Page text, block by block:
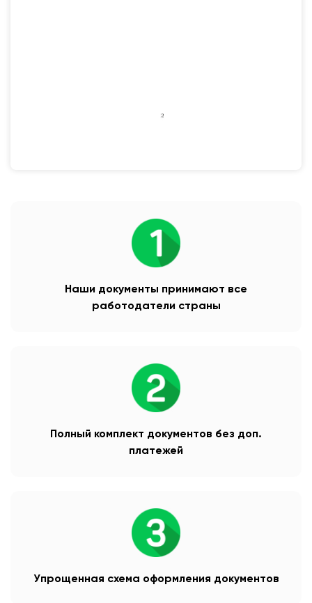
Наши документы принимают все
работодатели страны
Полный комплект документов без доп.
платежей
Упрощенная схема оформления документов